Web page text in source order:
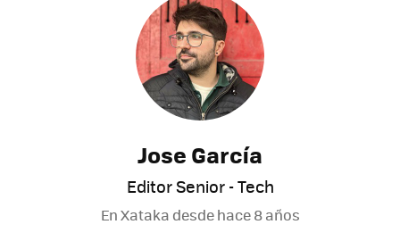
Jose García
Editor Senior - Tech
En Xataka desdehace 8 años